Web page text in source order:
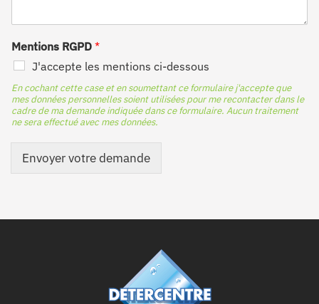
Mentions RGPD *
J'accepte les mentions ci-dessous
En cochant cette case et en soumettant ce formulaire j'accepte que
mes données personnelles soient utilisées pour me recontacter dans le
cadre de ma demande indiquée dans ce formulaire. Aucun traitement
ne sera effectué avec mes données.
Envoyer votre demande